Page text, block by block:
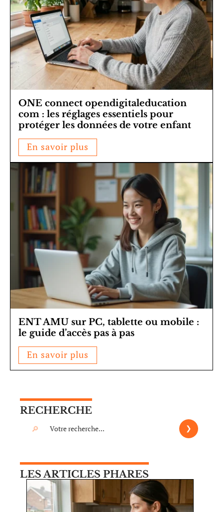
ONE connect opendigitaleducation
com : les réglages essentiels pour
protéger les données de votre enfant
En savoir plus
ENT AMU sur PC, tablette ou mobile :
le guide d’accès pas à pas
En savoir plus
RECHERCHE
LES ARTICLES PHARES